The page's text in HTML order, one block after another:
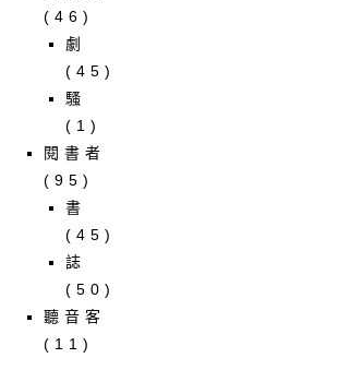
(46)
劇
(45)
騷
(1)
閱書者
(95)
書
(45)
誌
(50)
聽音客
(11)